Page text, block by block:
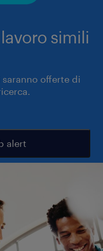
simili
offerte di
alert